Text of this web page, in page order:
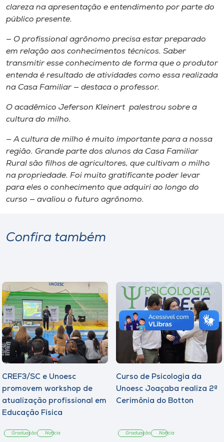
clareza na apresentação e entendimento por parte do
público presente.
— O profissional agrônomo precisa estar preparado
em relação aos conhecimentos técnicos. Saber
transmitir esse conhecimento de forma que o produtor
entenda é resultado de atividades como essa realizada
na Casa Familiar — destaca o professor.
O acadêmico Jeferson Kleinert palestrou sobre a
cultura do milho.
— A cultura de milho é muito importante para a nossa
região. Grande parte dos alunos da Casa Familiar
Rural são filhos de agricultores, que cultivam o milho
na propriedade. Foi muito gratificante poder levar
para eles o conhecimento que adquiri ao longo do
curso — avaliou o futuro agrônomo.
Confira também
CREF3/SC e Unoesc
promovem workshop de
atualização profissional em
Educação Física
Graduação Notícia
Curso de Psicologia da
Unoesc Joaçaba realiza 2ª
Cerimônia do Botton
Graduação Notícia